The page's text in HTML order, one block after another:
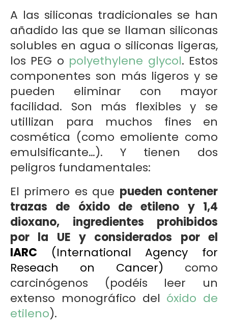
A las siliconas tradicionales se han
añadido las que se llaman siliconas
solubles en agua o siliconas ligeras,
los PEG o polyethylene glycol. Estos
componentes son más ligeros y se
pueden eliminar con mayor
facilidad. Son más flexibles y se
utillizan para muchos fines en
cosmética (como emoliente como
emulsificante…). Y tienen dos
peligros fundamentales:
El primero es que pueden contener
trazas de óxido de etileno y 1,4
dioxano, ingredientes prohibidos
por la UE y considerados por el
IARC (International Agency for
Reseach on Cancer) como
carcinógenos (podéis leer un
extenso monográfico del óxido de
etileno).